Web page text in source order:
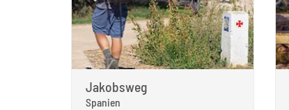
Jakobsweg
Spanien